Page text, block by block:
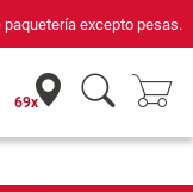
excepto pesas.
69x